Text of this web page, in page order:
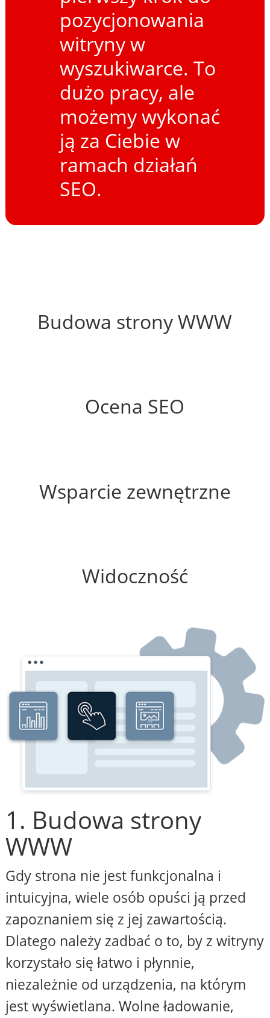
pozycjonowania
witryny w
wyszukiwarce. To
dużo pracy, ale
możemy wykonać
ją za Ciebie w
ramach działań
SEO.
Budowa strony WWW
Ocena SEO
Wsparcie zewnętrzne
Widoczność
1. Budowa strony
WWW
Gdy strona nie jest funkcjonalna i
intuicyjna, wiele osób opuści ją przed
zapoznaniem się z jej zawartością.
Dlatego należy zadbać o to, by z witryny
korzystało się łatwo i płynnie,
niezależnie od urządzenia, na którym
jest wyświetlana. Wolne ładowanie,